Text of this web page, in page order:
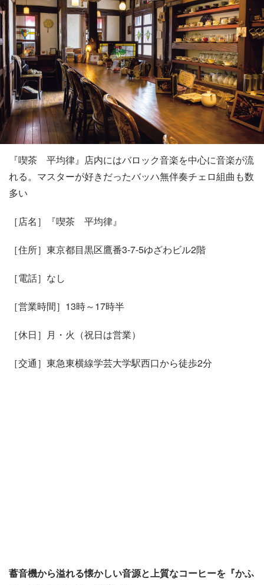
『喫茶 平均律』店内にはバロック音楽を中心に音楽が流
れる。マスターが好きだったバッハ無伴奏チェロ組曲も数
多い
［店名］『喫茶 平均律』
［住所］東京都目黒区鷹番3-7-5ゆざわビル2階
［電話］なし
［営業時間］13時～17時半
［休日］月・火（祝日は営業）
［交通］東急東横線学芸大学駅西口から徒歩2分
蓄音機から溢れる懐かしい音源と上質なコーヒーを『かふ